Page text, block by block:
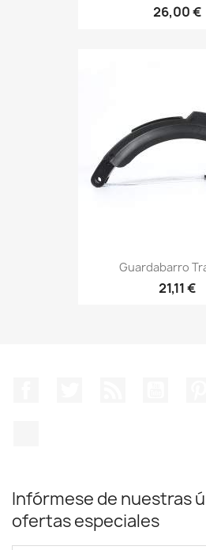
26,00 €
Guardabarro
21,11 €
Infórmese de nuestras
ofertas especiales